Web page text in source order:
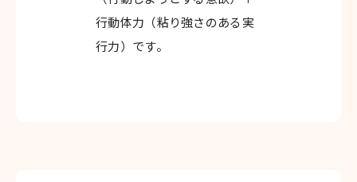
行動体力（粘り強さのある実
行力）です。